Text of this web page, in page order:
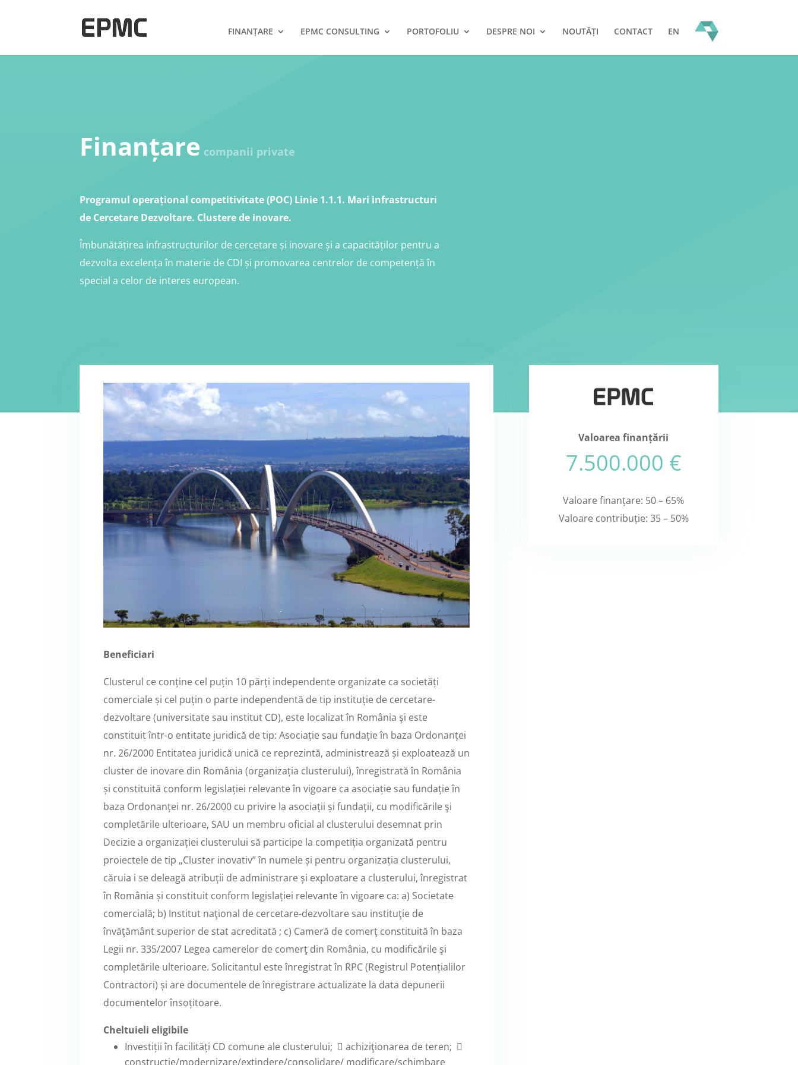
FINANȚARE EPMC CONSULTING PORTOFOLIU DESPRE NOI NOUTĂȚI CONTACT EN
Finanțare companii private
Programul operațional competitivitate (POC) Linie 1.1.1. Mari infrastructuri
de Cercetare Dezvoltare. Clustere de inovare.
Îmbunătățirea infrastructurilor de cercetare și inovare și a capacităților pentru a
dezvolta excelența în materie de CDI și promovarea centrelor de competență în
special a celor de interes european.
Beneficiari
Clusterul ce conține cel puțin 10 părți independente organizate ca societăți
comerciale și cel puțin o parte independentă de tip instituție de cercetare-
dezvoltare (universitate sau institut CD), este localizat în România şi este
constituit într-o entitate juridică de tip: Asociație sau fundație în baza Ordonanței
nr. 26/2000 Entitatea juridică unică ce reprezintă, administrează și exploatează un
cluster de inovare din România (organizația clusterului), înregistrată în România
și constituită conform legislației relevante în vigoare ca asociație sau fundație în
baza Ordonanței nr. 26/2000 cu privire la asociații și fundații, cu modificările şi
completările ulterioare, SAU un membru oficial al clusterului desemnat prin
Decizie a organizației clusterului să participe la competiția organizată pentru
proiectele de tip „Cluster inovativ” în numele și pentru organizația clusterului,
căruia i se deleagă atribuții de administrare și exploatare a clusterului, înregistrat
în România și constituit conform legislației relevante în vigoare ca: a) Societate
comercială; b) Institut naţional de cercetare-dezvoltare sau instituţie de
învăţământ superior de stat acreditată ; c) Cameră de comerţ constituită în baza
Legii nr. 335/2007 Legea camerelor de comerţ din România, cu modificările şi
completările ulterioare. Solicitantul este înregistrat în RPC (Registrul Potențialilor
Contractori) și are documentele de înregistrare actualizate la data depunerii
documentelor însoțitoare.
Cheltuieli eligibile
Investiții în facilități CD comune ale clusterului;  achiziţionarea de teren; 
construcţie/modernizare/extindere/consolidare/ modificare/schimbare
Valoarea finanțării
7.500.000 €
Valoare finanțare: 50 – 65%
Valoare contribuție: 35 – 50%